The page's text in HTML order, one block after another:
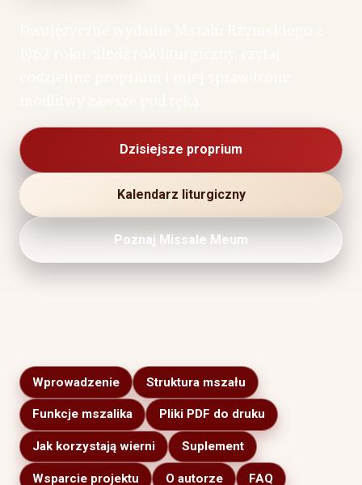
Dzisiejsze proprium
Kalendarz liturgiczny
Poznaj Missale Meum
Wprowadzenie Struktura mszału
Funkcje mszalika Pliki PDF do druku
Jak korzystają wierni Suplement
Wsparcie projektu O autorze FAQ